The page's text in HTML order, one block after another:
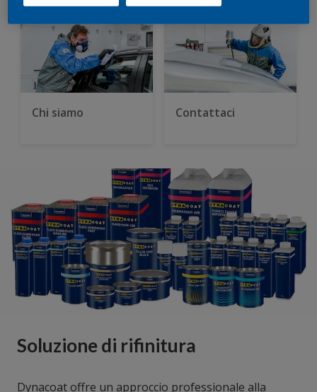
Chi siamo Contattaci
Soluzione di rifinitura
Dynacoat offre un approccio professionale alla